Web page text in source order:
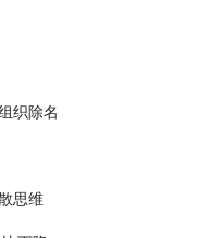
织除名
思维